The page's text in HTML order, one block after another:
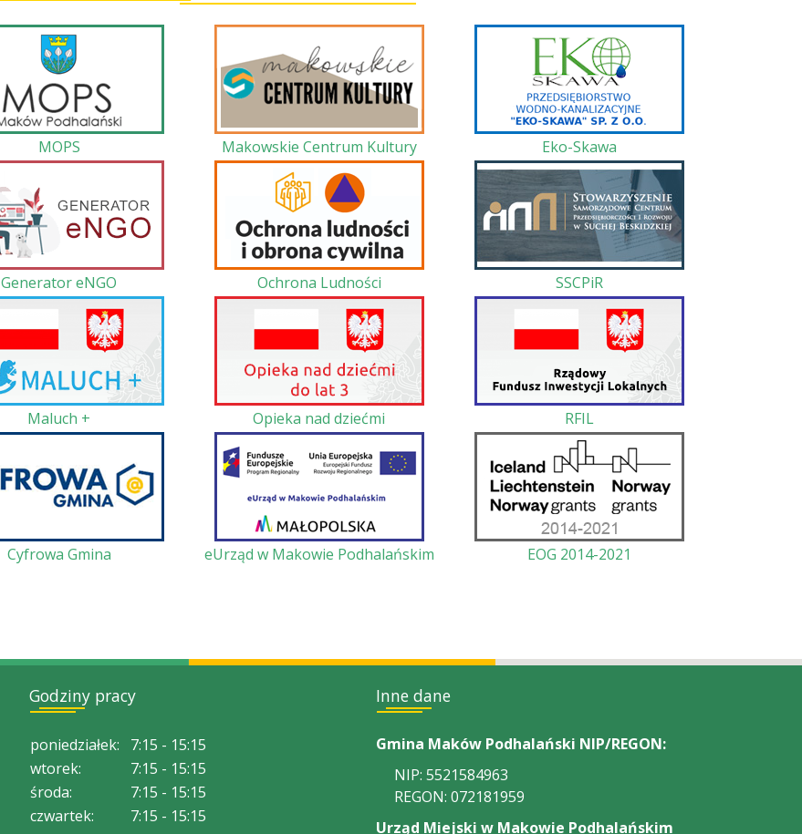
MOPS Makowskie Centrum Kultury Eko-Skawa
Generator eNGO Ochrona Ludności SSCPiR
Maluch + Opieka nad dziećmi RFIL
Cyfrowa Gmina eUrząd w Makowie Podhalańskim EOG 2014-2021
Godziny pracy
poniedziałek:
7:15 - 15:15
wtorek:
7:15 - 15:15
środa:
7:15 - 15:15
czwartek:
7:15 - 15:15
Inne dane
Gmina Maków Podhalański NIP/REGON:
NIP: 5521584963
REGON: 072181959
Urząd Miejski w Makowie Podhalańskim